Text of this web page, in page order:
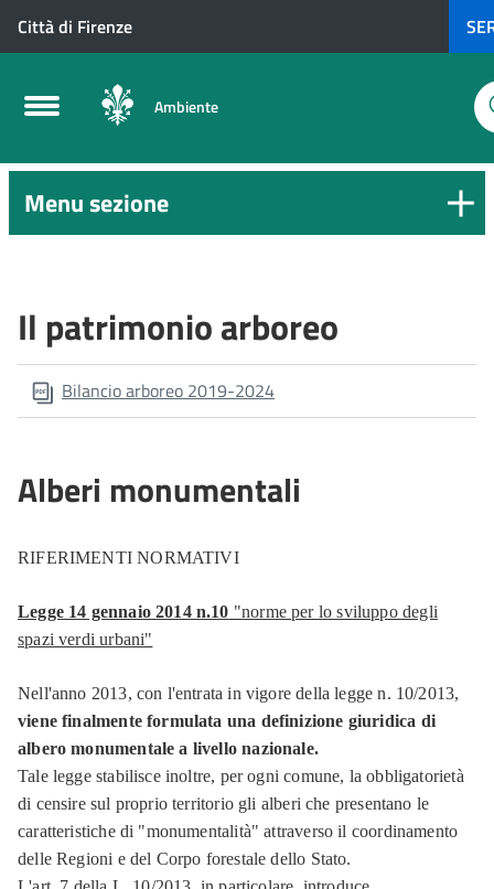
Città di Firenze
Ambiente
Menu sezione
Il patrimonio arboreo
Bilancio arboreo 2019-2024
Alberi monumentali
RIFERIMENTI NORMATIVI
Legge 14 gennaio 2014 n.10 "norme per lo sviluppo degli
spazi verdi urbani"
Nell'anno 2013, con l'entrata in vigore della legge n. 10/2013,
viene finalmente formulata una definizione giuridica di
albero monumentale a livello nazionale.
Tale legge stabilisce inoltre, per ogni comune, la obbligatorietà
di censire sul proprio territorio gli alberi che presentano le
caratteristiche di "monumentalità" attraverso il coordinamento
delle Regioni e del Corpo forestale dello Stato.